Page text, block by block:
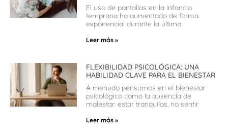
El uso de pantallas en la infancia
temprana ha aumentado de forma
exponencial durante la última
Leer más »
FLEXIBILIDAD PSICOLÓGICA: UNA
HABILIDAD CLAVE PARA EL BIENESTAR
A menudo pensamos en el bienestar
psicológico como la ausencia de
malestar: estar tranquilos, no sentir
Leer más »